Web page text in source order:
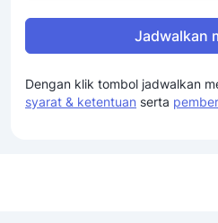
Jadwalkan
Dengan klik tombol jadwalkan
syarat & ketentuan serta